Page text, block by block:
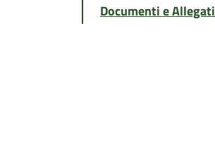
Documenti e Allegati